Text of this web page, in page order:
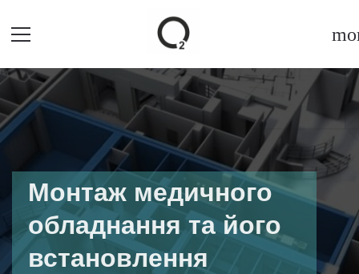
Монтаж медичного
обладнання та його
встановлення